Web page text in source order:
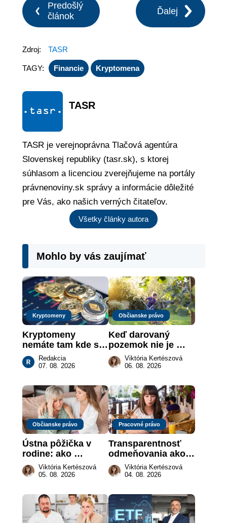
Predošlý
článok
Ďalej
Zdroj: TASR
TAGY: Financie Kryptomena
TASR
TASR je verejnoprávna Tlačová agentúra
Slovenskej republiky (tasr.sk), s ktorej
súhlasom a licenciou zverejňujeme na portály
právnenoviny.sk správy a informácie dôležité
pre Vás, ako našich verných čitateľov.
Všetky články autora
Mohlo by vás zaujímať
Kryptomeny
Kryptomeny
nemáte tam kde si
myslíte: Viete, kde
sa naozaj
Redakcia
07. 08. 2026
Občianske právo
Keď darovaný
pozemok nie je
„hotová vec“: kedy
môže darca žiadať
Viktória Kertészová
06. 08. 2026
Občianske právo
Ústna pôžička v
rodine: ako
vymôcť peniaze,
keď na papieri nie
Viktória Kertészová
05. 08. 2026
Pracovné právo
Transparentnosť
odmeňovania ako
právna povinnosť:
revolúcia na
práce
Viktória Kertészová
04. 08. 2026